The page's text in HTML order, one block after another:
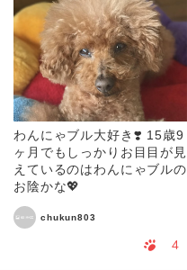
わんにゃブル大好き❣️ 15歳9
ヶ月でもしっかりお目目が見
えているのはわんにゃブルの
お陰かな💖
chukun803
4